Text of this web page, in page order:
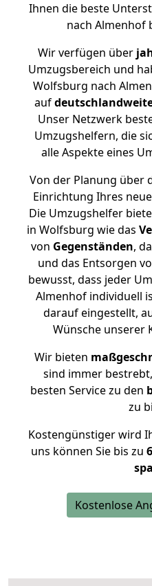
Ihnen die beste
nach Almenhof
Wir verfügen über
Umzugsbereich und
Wolfsburg nach
auf
Unser Netzwerk
Umzugshelfern, die
alle Aspekte eines
Von der Planung über
Einrichtung Ihres
Die Umzugshelfer
in Wolfsburg wie das
von Gegenständen,
und das Entsorgen
bewusst, dass jeder
Almenhof individuell
darauf eingestellt,
Wünsche unserer
Wir bieten
sind immer
besten Service zu den
zu
Kostengünstiger wird
uns können Sie bis zu
Kostenlose